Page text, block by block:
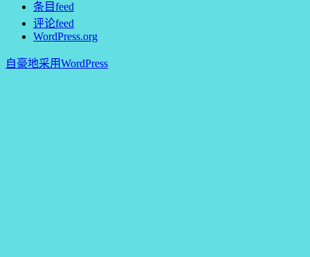
条目feed
评论feed
WordPress.org
自豪地采用WordPress